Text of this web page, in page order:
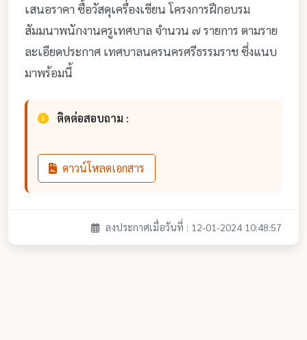
เสนอราคา ซื้อวัสดุเครื่องเขียน โครงการฝึกอบรม
สัมมนาพนักงานครูเทศบาล จำนวน ๗ รายการ ตามราย
ละเอียดประกาศ เทศบาลนครนครศรีธรรมราช ซึ่งแนบ
มาพร้อมนี้
ติดต่อสอบถาม :
ดาวน์โหลดเอกสาร
ลงประกาศเมื่อวันที่ : 12-01-2024 10:48:57